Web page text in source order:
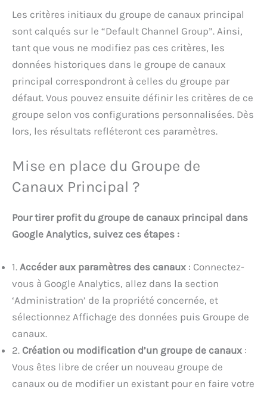
Les critères initiaux du groupe de canaux principal
sont calqués sur le “Default Channel Group”. Ainsi,
tant que vous ne modifiez pas ces critères, les
données historiques dans le groupe de canaux
principal correspondront à celles du groupe par
défaut. Vous pouvez ensuite définir les critères de ce
groupe selon vos configurations personnalisées. Dès
lors, les résultats refléteront ces paramètres.
Mise en place du Groupe de
Canaux Principal ?
Pour tirer profit du groupe de canaux principal dans
Google Analytics, suivez ces étapes :
1. Accéder aux paramètres des canaux : Connectez-
vous à Google Analytics, allez dans la section
‘Administration’ de la propriété concernée, et
sélectionnez Affichage des données puis Groupe de
canaux.
2. Création ou modification d’un groupe de canaux :
Vous êtes libre de créer un nouveau groupe de
canaux ou de modifier un existant pour en faire votre